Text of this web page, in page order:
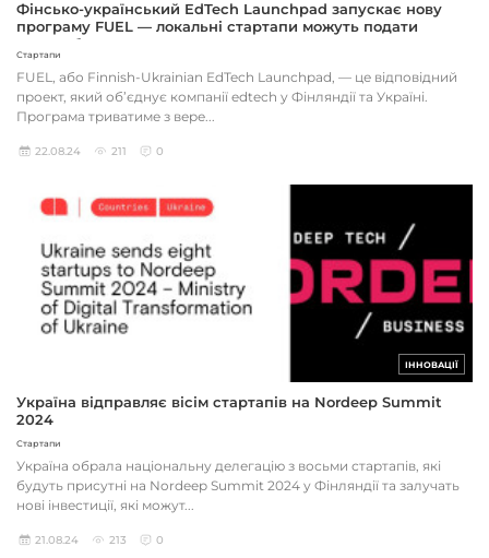
Фінсько-український EdTech Launchpad запускає нову
програму FUEL — локальні стартапи можуть подати
заявку безкоштовно
Стартапи
FUEL, або Finnish-Ukrainian EdTech Launchpad, — це відповідний
проект, який об’єднує компанії edtech у Фінляндії та Україні.
Програма триватиме з вере...
22.08.24 211 0
ІННОВАЦІЇ
Україна відправляє вісім стартапів на Nordeep Summit
2024
Стартапи
Україна обрала національну делегацію з восьми стартапів, які
будуть присутні на Nordeep Summit 2024 у Фінляндії та залучать
нові інвестиції, які можут...
21.08.24 213 0